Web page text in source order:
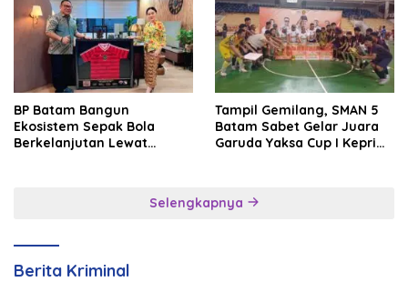
BP Batam Bangun
Ekosistem Sepak Bola
Berkelanjutan Lewat
Tampil Gemilang, SMAN 5
Batam Sabet Gelar Juara
Garuda Yaksa Cup I Kepri
Selengkapnya
Berita Kriminal